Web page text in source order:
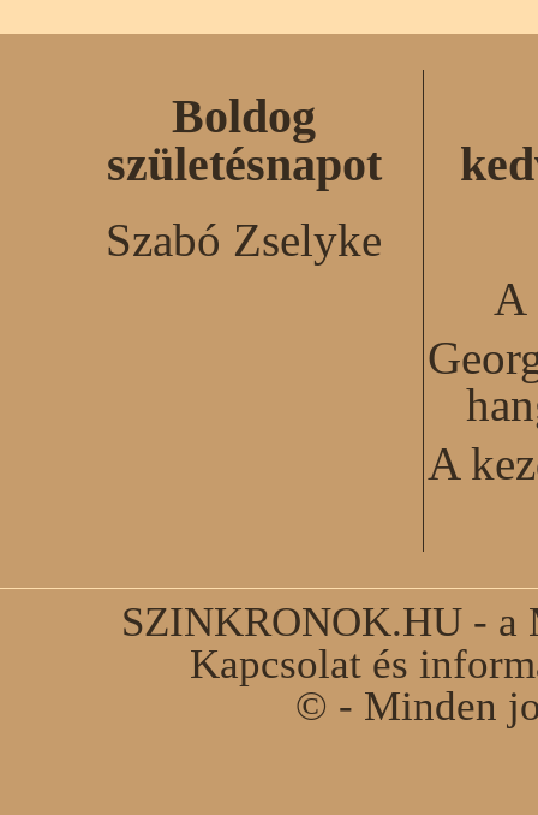
Boldog
születésnapot
Szabó Zselyke
A
A
SZINKRONOK.HU - a
Kapcsolat és
© - Minden